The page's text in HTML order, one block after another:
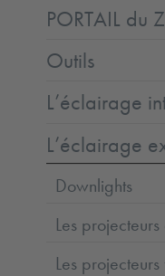
PORTAIL du
Outils
L’éclairage
L’éclairage
Downlights
Les
Les